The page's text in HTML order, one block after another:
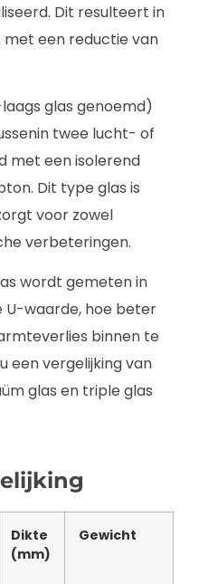
Dit resulteert in
een reductie van
glas genoemd)
twee lucht- of
met een isolerend
Dit type glas is
voor zowel
verbeteringen.
wordt gemeten in
U-waarde, hoe beter
binnen te
een vergelijking van
glas en triple glas
Dikte
(mm)
Gewicht